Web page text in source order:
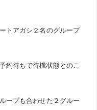
トアガシ２名のグループ
約待ちで待機状態とのこ
ープも合わせた２グルー